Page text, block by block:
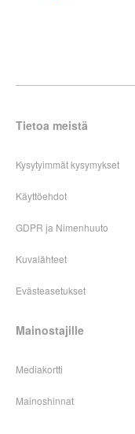
Tietoa meistä
Kysytyimmät kysymykset
Käyttöehdot
GDPR ja Nimenhuuto
Kuvalähteet
Evästeasetukset
Mainostajille
Mediakortti
Mainoshinnat